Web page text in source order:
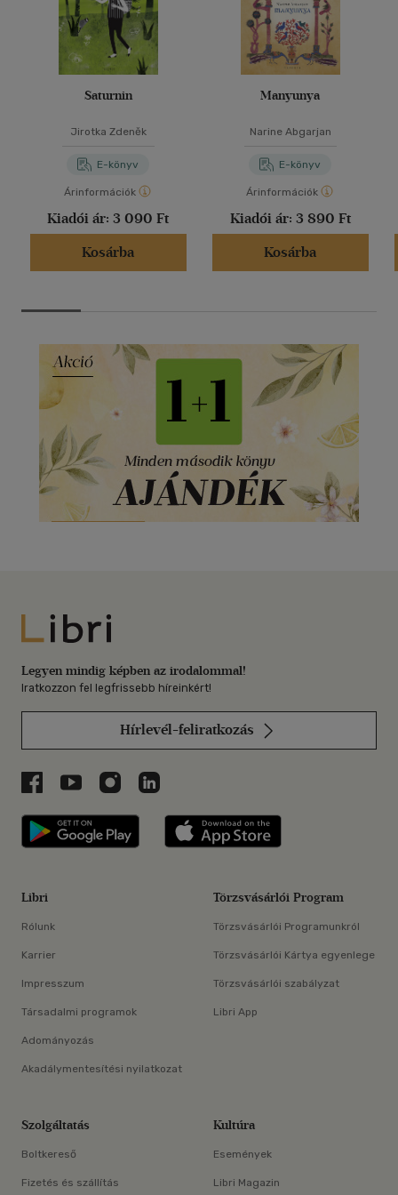
kozmikus eredetre a Mag-népek történelme?Mi is a
magyarság és mit kell kezdenünk feltárt származásunkkal?
Ezekre a főbb kérdésekre próbálok válaszolni jelenlegi legjobb
tudásom szerint.
Saturnin
Jirotka Zdeněk
E-könyv
Árinformációk
Kiadói ár: 3 090 Ft
Kosárba
Manyunya
Narine Abgarjan
E-könyv
Árinformációk
Kiadói ár: 3 890 Ft
Kosárba
Libri
Legyen mindig képben az irodalommal!
Iratkozzon fel legfrissebb híreinkért!
Hírlevél-feliratkozás
Libri a Facebookon
Libri a Youtube-on
Libri az Instagramon
Libri a LinkedInen
Libri applikáció Szerezd meg: Google
Libri
Rólunk
Karrier
Impresszum
Társadalmi programok
Adományozás
Akadálymentesítési nyilatkozat
Törzsvásárlói Program
Törzsvásárlói Programunkról
Törzsvásárlói Kártya egyenlege
Törzsvásárlói szabályzat
Libri App
Szolgáltatás
Boltkereső
Fizetés és szállítás
Kultúra
Események
Libri Magazin